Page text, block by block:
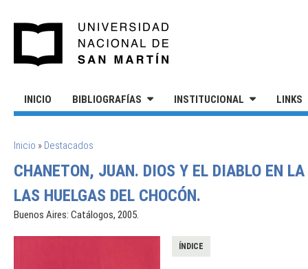
INICIO BIBLIOGRAFÍAS INSTITUCIONAL LINKS
SE ENCUENTRA USTED AQUÍ
Inicio » Destacados
CHANETON, JUAN. DIOS Y EL DIABLO EN
LAS HUELGAS DEL CHOCÓN.
Buenos Aires: Catálogos, 2005.
ÍNDICE